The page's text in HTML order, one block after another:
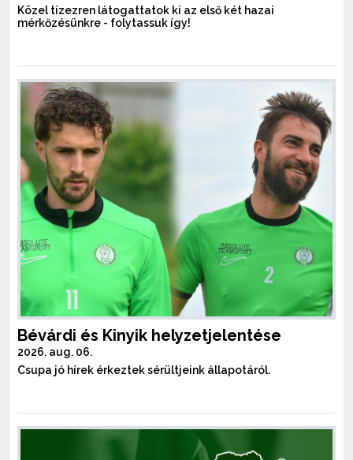
Közel tízezren látogattatok ki az első két hazai
mérkőzésünkre - folytassuk így!
Bévárdi és Kinyik helyzetjelentése
2026. aug. 06.
Csupa jó hírek érkeztek sérültjeink állapotáról.